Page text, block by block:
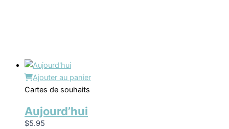
Ajouter au panier
Cartes de souhaits
Aujourd’hui
$5.95